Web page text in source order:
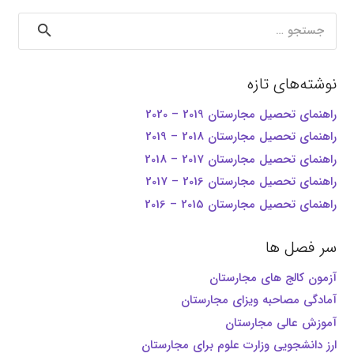
برای:
نوشته‌های تازه
راهنمای تحصیل مجارستان 2019 – 2020
راهنمای تحصیل مجارستان 2018 – 2019
راهنمای تحصیل مجارستان 2017 – 2018
راهنمای تحصیل مجارستان 2016 – 2017
راهنمای تحصیل مجارستان 2015 – 2016
سر فصل ها
آزمون کالج های مجارستان
آمادگی مصاحبه ویزای مجارستان
آموزش عالی مجارستان
ارز دانشجویی وزارت علوم برای مجارستان